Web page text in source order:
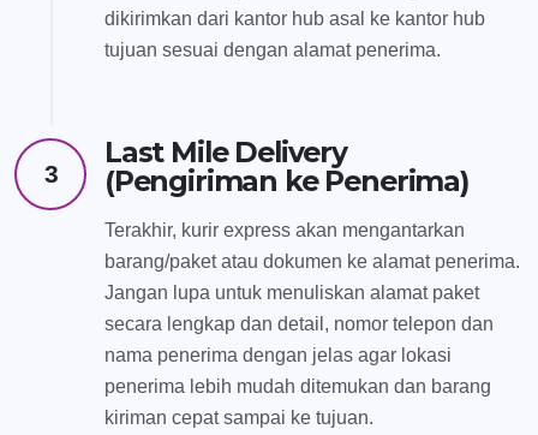
dikirimkan dari kantor hub asal ke kantor hub
tujuan sesuai dengan alamat penerima.
3
Last Mile Delivery
(Pengiriman ke Penerima)
Terakhir, kurir express akan mengantarkan
barang/paket atau dokumen ke alamat penerima.
Jangan lupa untuk menuliskan alamat paket
secara lengkap dan detail, nomor telepon dan
nama penerima dengan jelas agar lokasi
penerima lebih mudah ditemukan dan barang
kiriman cepat sampai ke tujuan.